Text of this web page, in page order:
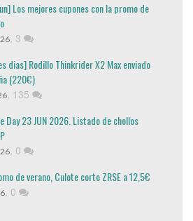
Los mejores cupones con la promo de
, 3
dias] Rodillo Thinkrider X2 Max enviado
(220€)
, 135
Day 23 JUN 2026. Listado de chollos
, 0
de verano, Culote corto ZRSE a 12,5€
, 0